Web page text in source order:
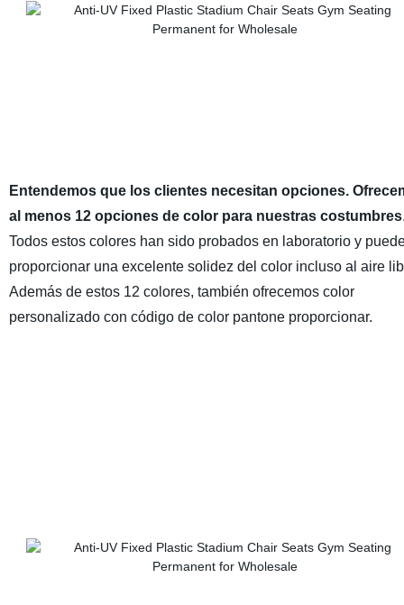
Entendemos que los clientes necesitan opciones.
al menos 12 opciones de color para nuestras costumbres
Todos estos colores han sido probados en laboratorio y
proporcionar una excelente solidez del color incluso al aire
Además de estos 12 colores, también ofrecemos color
personalizado con código de color pantone proporcionar.